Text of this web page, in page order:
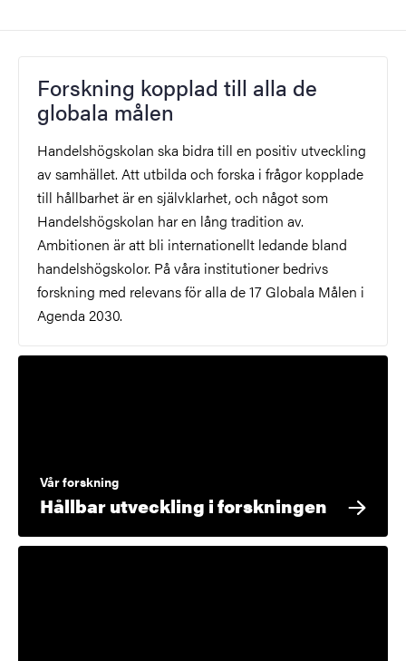
Forskning kopplad till alla de
globala målen
Handelshögskolan ska bidra till en positiv utveckling
av samhället. Att utbilda och forska i frågor kopplade
till hållbarhet är en självklarhet, och något som
Handelshögskolan har en lång tradition av.
Ambitionen är att bli internationellt ledande bland
handelshögskolor. På våra institutioner bedrivs
forskning med relevans för alla de 17 Globala Målen i
Agenda 2030.
Vår forskning
Hållbar utveckling i forskningen